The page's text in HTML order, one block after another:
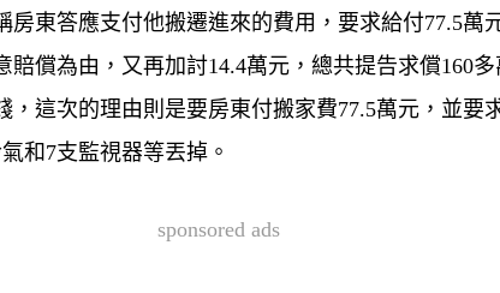
房東答應支付他搬遷進來的費用，要求給付77.5萬
償為由，又再加討14.4萬元，總共提告求償160
，這次的理由則是要房東付搬家費77.5萬元，並要
和7支監視器等丟掉。
sponsored ads